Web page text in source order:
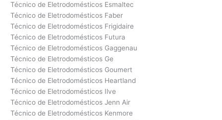
Técnico de Eletrodomésticos Esmaltec
Técnico de Eletrodomésticos Faber
Técnico de Eletrodomésticos Frigidaire
Técnico de Eletrodomésticos Futura
Técnico de Eletrodomésticos Gaggenau
Técnico de Eletrodomésticos Ge
Técnico de Eletrodomésticos Goumert
Técnico de Eletrodomésticos Heartland
Técnico de Eletrodomésticos Ilve
Técnico de Eletrodomésticos Jenn Air
Técnico de Eletrodomésticos Kenmore